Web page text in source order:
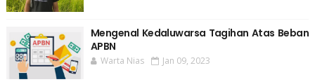
Mengenal Kedaluwarsa Tagihan Atas Beban
APBN
Warta Nias Jan 09, 2023